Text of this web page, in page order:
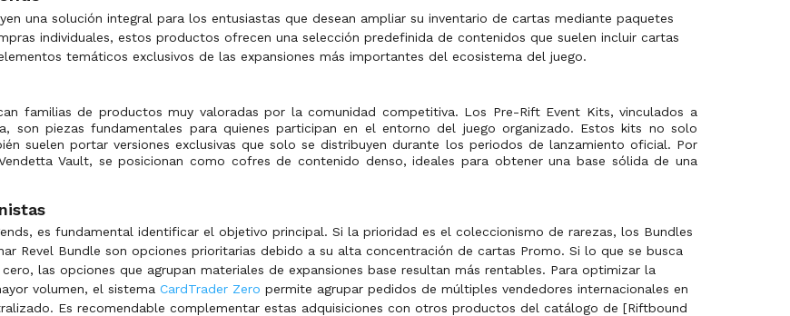
una solución integral para los entusiastas que desean ampliar su inventario de cartas mediante paquetes
individuales, estos productos ofrecen una selección predefinida de contenidos que suelen incluir cartas
temáticos exclusivos de las expansiones más importantes del ecosistema del juego.
familias de productos muy valoradas por la comunidad competitiva. Los Pre-Rift Event Kits, vinculados a
son piezas fundamentales para quienes participan en el entorno del juego organizado. Estos kits no solo
suelen portar versiones exclusivas que solo se distribuyen durante los periodos de lanzamiento oficial. Por
Vault, se posicionan como cofres de contenido denso, ideales para obtener una base sólida de una
es fundamental identificar el objetivo principal. Si la prioridad es el coleccionismo de rarezas, los Bundles
Revel Bundle son opciones prioritarias debido a su alta concentración de cartas Promo. Si lo que se busca
las opciones que agrupan materiales de expansiones base resultan más rentables. Para optimizar la
volumen, el sistema CardTrader Zero permite agrupar pedidos de múltiples vendedores internacionales en
Es recomendable complementar estas adquisiciones con otros productos del catálogo de [Riftbound